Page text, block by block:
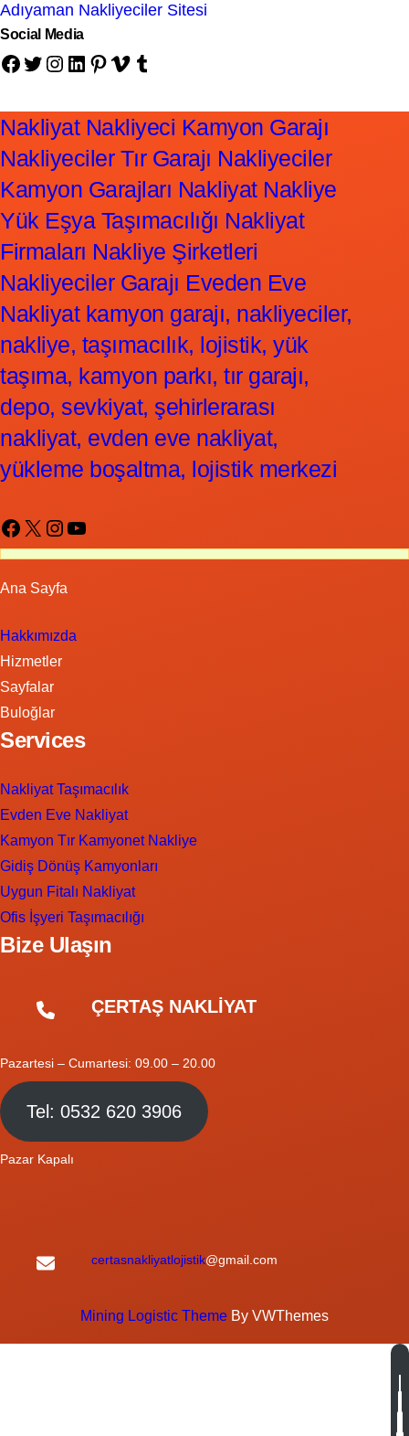
Adıyaman Nakliyeciler Sitesi
Social Media
Facebook Twitter Instagram LinkedIn Pinterest Vimeo Tumblr
Nakliyat Nakliyeci Kamyon Garajı
Nakliyeciler Tır Garajı Nakliyeciler
Kamyon Garajları Nakliyat Nakliye
Yük Eşya Taşımacılığı Nakliyat
Firmaları Nakliye Şirketleri
Nakliyeciler Garajı Eveden Eve
Nakliyat kamyon garajı, nakliyeciler,
nakliye, taşımacılık, lojistik, yük
taşıma, kamyon parkı, tır garajı,
depo, sevkiyat, şehirlerarası
nakliyat, evden eve nakliyat,
yükleme boşaltma, lojistik merkezi
Facebook X Instagram YouTube
Ana Sayfa
Hakkımızda
Hizmetler
Sayfalar
Buloğlar
Services
Nakliyat Taşımacılık
Evden Eve Nakliyat
Kamyon Tır Kamyonet Nakliye
Gidiş Dönüş Kamyonları
Uygun Fitalı Nakliyat
Ofis İşyeri Taşımacılığı
Bize Ulaşın
ÇERTAŞ NAKLİYAT
Pazartesi – Cumartesi: 09.00 – 20.00
Tel: 0532 620 3906
Pazar Kapalı
certasnakliyatlojistik@gmail.com
Mining Logistic Theme By VWThemes